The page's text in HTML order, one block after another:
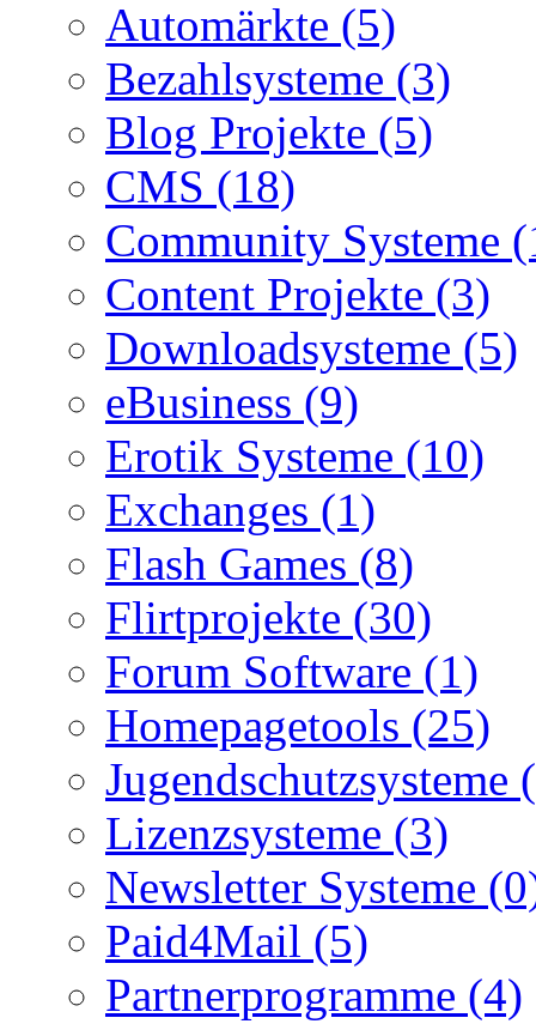
Automärkte (5)
Bezahlsysteme (3)
Blog Projekte (5)
CMS (18)
Community Systeme
Content Projekte (3)
Downloadsysteme (5)
eBusiness (9)
Erotik Systeme (10)
Exchanges (1)
Flash Games (8)
Flirtprojekte (30)
Forum Software (1)
Homepagetools (25)
Jugendschutzsysteme
Lizenzsysteme (3)
Newsletter Systeme
Paid4Mail (5)
Partnerprogramme (4)